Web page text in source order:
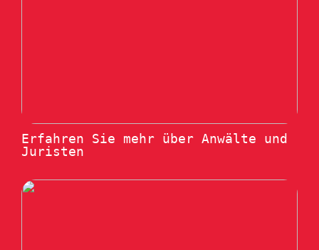
Erfahren Sie mehr über Anwälte und
Juristen